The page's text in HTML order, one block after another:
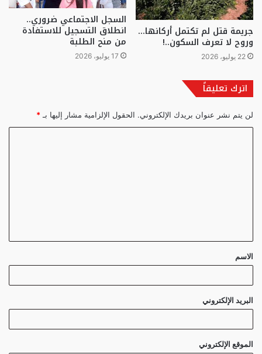
جريمة قتل لم تكتمل أركانها…
وروح لا تعرف السكون..!
22 يوليو، 2026
السجل الاجتماعي ضروري..
انطلاق التسجيل للاستفادة
من منح الطلبة
17 يوليو، 2026
اترك تعليقاً
لن يتم نشر عنوان بريدك الإلكتروني. الحقول الإلزامية مشار إليها بـ *
ق
*
الاسم
البريد الإلكتروني
الموقع الإلكتروني